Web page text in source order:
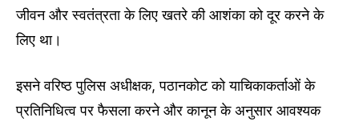
जीवन और स्वतंत्रता के लिए खतरे की आशंका को दूर करने के
लिए था।
इसने वरिष्ठ पुलिस अधीक्षक, पठानकोट को याचिकाकर्ताओं के
प्रतिनिधित्व पर फैसला करने और कानून के अनुसार आवश्यक